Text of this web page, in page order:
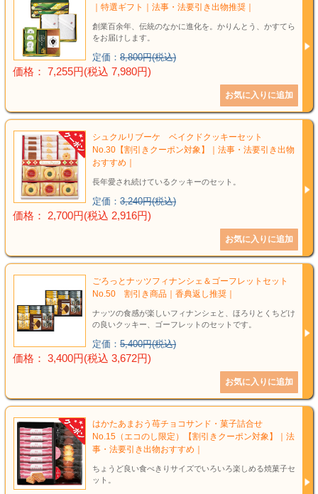
｜特選ギフト｜法事・法要引き出物推奨｜
創業百余年、伝統のなかに進化を。かりんとう、かすてら
をお届けします。
定価： 8,800円(税込)
価格： 7,255円(税込 7,980円)
シュクルリブーケ ベイクドクッキーセット
No.30【割引きクーポン対象】｜法事・法要引き出物
おすすめ｜
長年愛され続けているクッキーのセット。
定価： 3,240円(税込)
価格： 2,700円(税込 2,916円)
ごろっとナッツフィナンシェ＆ゴーフレットセット
No.50 割引き商品｜香典返し推奨｜
ナッツの食感が楽しいフィナンシェと、ほろりとくちどけ
の良いクッキー、ゴーフレットのセットです。
定価： 5,400円(税込)
価格： 3,400円(税込 3,672円)
はかたあまおう苺チョコサンド・菓子詰合せ
No.15（エコのし限定）【割引きクーポン対象】｜法
事・法要引き出物おすすめ｜
ちょうど良い食べきりサイズでいろいろ楽しめる焼菓子セ
ット。